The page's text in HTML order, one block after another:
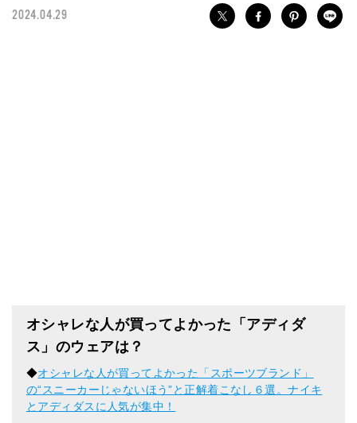
2024.04.29
オシャレな人が買ってよかった「アディダ
ス」のウェアは？
◆オシャレな人が買ってよかった「スポーツブランド」
の“スニーカーじゃないほう”と正解着こなし６選。ナイキ
とアディダスに人気が集中！